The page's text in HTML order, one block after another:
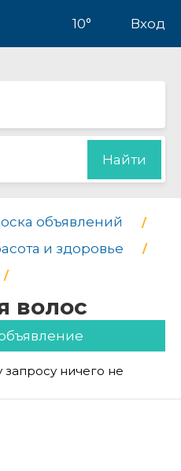
10° Вход
Найти
объявлений
и здоровье
волос
ничего не